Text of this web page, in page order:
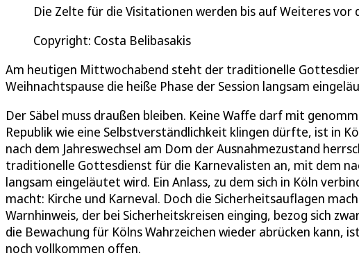
Die Zelte für die Visitationen werden bis auf Weiteres vor
Copyright: Costa Belibasakis
Am heutigen Mittwochabend steht der traditionelle
Weihnachtspause die heiße Phase der Session langsam
Der Säbel muss draußen bleiben. Keine Waffe darf mit
Republik wie eine Selbstverständlichkeit klingen dürfte, ist in
nach dem Jahreswechsel am Dom der Ausnahmezustand
traditionelle Gottesdienst für die Karnevalisten an, mit dem
langsam eingeläutet wird. Ein Anlass, zu dem sich in Köln
macht: Kirche und Karneval. Doch die Sicherheitsauflagen
Warnhinweis, der bei Sicherheitskreisen einging, bezog sich
die Bewachung für Kölns Wahrzeichen wieder abrücken kann,
noch vollkommen offen.